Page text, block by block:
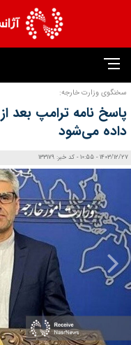
سخنگوی وزارت خارجه:
پاسخ نامه ترامپ بعد
داده می‌شود
1403/12/27 - 10:55 - کد خبر: 133179